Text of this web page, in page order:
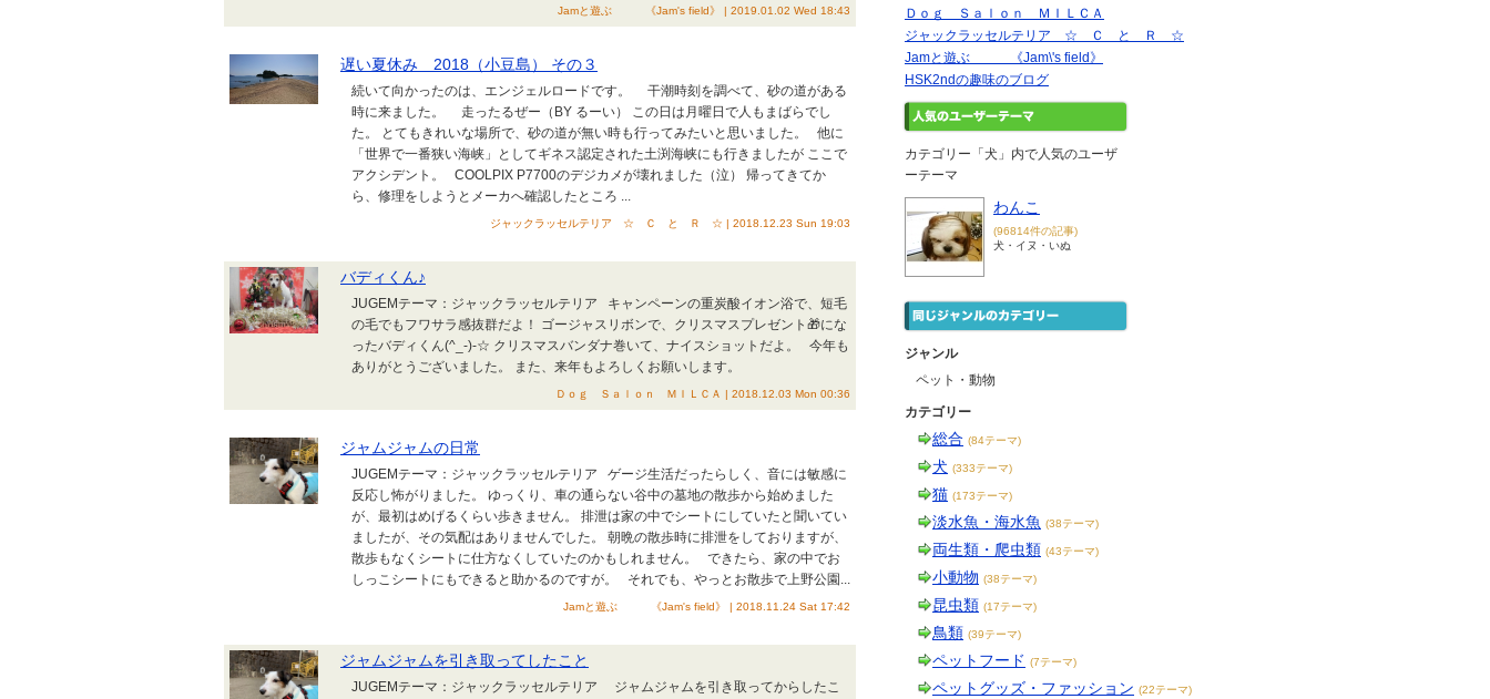
Jamと遊ぶ 《Jam's field》 | 2019.01.02 Wed 18:43
遅い夏休み 2018（小豆島） その３
続いて向かったのは、エンジェルロードです。 干潮時刻を調べて、砂の道がある
時に来ました。 走ったるぜー（BY るーい） この日は月曜日で人もまばらでし
た。 とてもきれいな場所で、砂の道が無い時も行ってみたいと思いました。 他に
「世界で一番狭い海峡」としてギネス認定された土渕海峡にも行きましたが ここで
アクシデント。 COOLPIX P7700のデジカメが壊れました（泣） 帰ってきてか
ら、修理をしようとメーカへ確認したところ ...
ジャックラッセルテリア ☆ Ｃ と Ｒ ☆ | 2018.12.23 Sun 19:03
バディくん♪
JUGEMテーマ：ジャックラッセルテリア キャンペーンの重炭酸イオン浴で、短毛
の毛でもフワサラ感抜群だよ！ ゴージャスリボンで、クリスマスプレゼント🎁にな
ったバディくん(^_-)-☆ クリスマスバンダナ巻いて、ナイスショットだよ。 今年も
ありがとうございました。 また、来年もよろしくお願いします。
Ｄｏｇ Ｓａｌｏｎ ＭＩＬＣＡ | 2018.12.03 Mon 00:36
ジャムジャムの日常
JUGEMテーマ：ジャックラッセルテリア ゲージ生活だったらしく、音には敏感に
反応し怖がりました。 ゆっくり、車の通らない谷中の墓地の散歩から始めました
が、最初はめげるくらい歩きません。 排泄は家の中でシートにしていたと聞いてい
ましたが、その気配はありませんでした。 朝晩の散歩時に排泄をしておりますが、
散歩もなくシートに仕方なくしていたのかもしれません。 できたら、家の中でお
しっこシートにもできると助かるのですが。 それでも、やっとお散歩で上野公園...
Jamと遊ぶ 《Jam's field》 | 2018.11.24 Sat 17:42
ジャムジャムを引き取ってしたこと
JUGEMテーマ：ジャックラッセルテリア ジャムジャムを引き取ってからしたこ
Ｄｏｇ Ｓａｌｏｎ ＭＩＬＣＡ
ジャックラッセルテリア ☆ Ｃ と Ｒ ☆
Jamと遊ぶ 《Jam\'s field》
HSK2ndの趣味のブログ
カテゴリー「犬」内で人気のユーザ
ーテーマ
わんこ
(96814件の記事)
犬・イヌ・いぬ
ジャンル
ペット・動物
カテゴリー
総合 (84テーマ)
犬 (333テーマ)
猫 (173テーマ)
淡水魚・海水魚 (38テーマ)
両生類・爬虫類 (43テーマ)
小動物 (38テーマ)
昆虫類 (17テーマ)
鳥類 (39テーマ)
ペットフード (7テーマ)
ペットグッズ・ファッション (22テーマ)